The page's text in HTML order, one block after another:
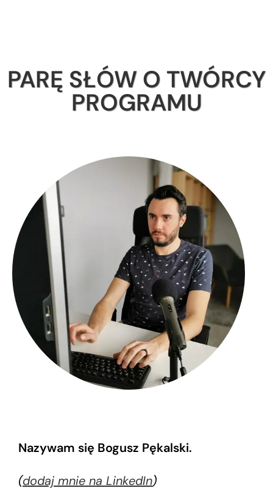
PARĘ SŁÓW O TWÓRCY
PROGRAMU
Nazywam się Bogusz Pękalski.
(dodaj mnie na LinkedIn)